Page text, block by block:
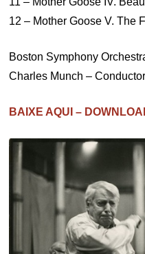
12 – Mother Goose V. The
Boston Symphony
Charles Munch – Conductor
BAIXE AQUI –